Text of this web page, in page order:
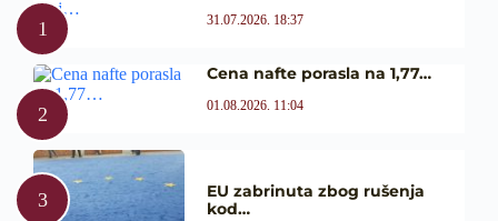
31.07.2026. 18:37
Cena nafte porasla na 1,77…
01.08.2026. 11:04
EU zabrinuta zbog rušenja
kod…